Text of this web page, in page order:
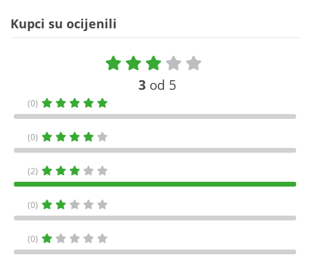
Kupci su ocijenili
3 od 5
(0)
(0)
(2)
(0)
(0)